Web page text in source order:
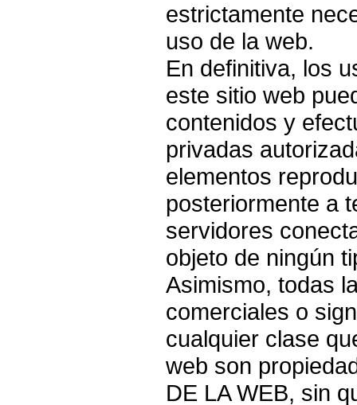
estrictamente
uso de la web.
En definitiva, los
este sitio web
contenidos y
privadas
elementos
posteriormente a
servidores
objeto de ningún
Asimismo, todas
comerciales o
cualquier clase
web son
DE LA WEB, sin